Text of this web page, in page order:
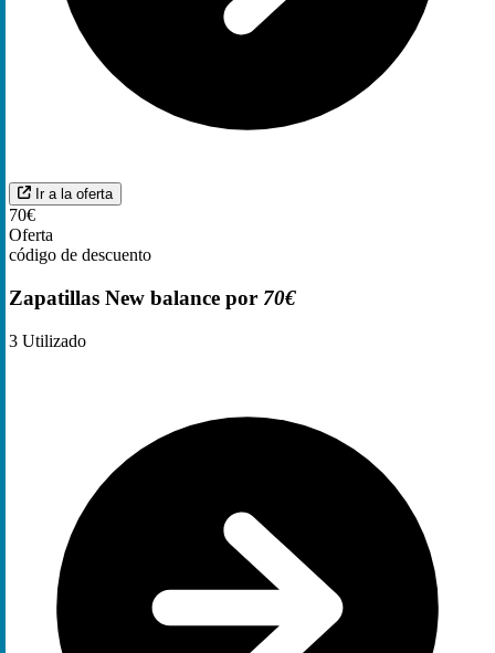
Ir a la oferta
70€
Oferta
código de descuento
Zapatillas New balance por 70€
3 Utilizado